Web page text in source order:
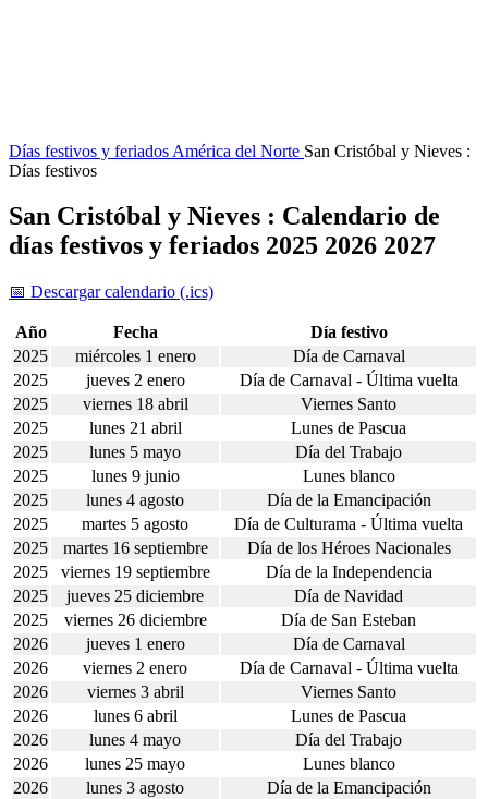
Días festivos y feriados América del Norte San Cristóbal y Nieves :
Días festivos
San Cristóbal y Nieves : Calendario de
días festivos y feriados 2025 2026 2027
📅 Descargar calendario (.ics)
Año Fecha
Día festivo
2025
miércoles 1 enero
Día de Carnaval
2025
jueves 2 enero
Día de Carnaval - Última vuelta
2025
viernes 18 abril
Viernes Santo
2025
lunes 21 abril
Lunes de Pascua
2025
lunes 5 mayo
Día del Trabajo
2025
lunes 9 junio
Lunes blanco
2025
lunes 4 agosto
Día de la Emancipación
2025
martes 5 agosto
Día de Culturama - Última vuelta
2025
martes 16 septiembre
Día de los Héroes Nacionales
2025
viernes 19 septiembre
Día de la Independencia
2025
jueves 25 diciembre
Día de Navidad
2025
viernes 26 diciembre
Día de San Esteban
2026
jueves 1 enero
Día de Carnaval
2026
viernes 2 enero
Día de Carnaval - Última vuelta
2026
viernes 3 abril
Viernes Santo
2026
lunes 6 abril
Lunes de Pascua
2026
lunes 4 mayo
Día del Trabajo
2026
lunes 25 mayo
Lunes blanco
2026
lunes 3 agosto
Día de la Emancipación